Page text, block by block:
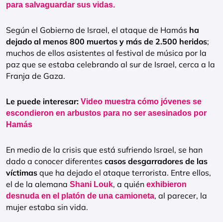
para salvaguardar sus vidas.
Según el Gobierno de Israel, el ataque de Hamás ha
dejado al menos 800 muertos y más de 2.500 heridos;
muchos de ellos asistentes al festival de música por la
paz que se estaba celebrando al sur de Israel, cerca a la
Franja de Gaza.
Le puede interesar: Video muestra cómo jóvenes se
escondieron en arbustos para no ser asesinados por
Hamás
En medio de la crisis que está sufriendo Israel, se han
dado a conocer diferentes casos desgarradores de las
víctimas que ha dejado el ataque terrorista. Entre ellos,
el de la alemana Shani Louk, a quién exhibieron
desnuda en el platón de una camioneta, al parecer, la
mujer estaba sin vida.